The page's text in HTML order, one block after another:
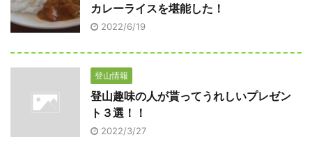
カレーライスを堪能した！
2022/6/19
登山情報
登山趣味の人が貰ってうれしいプレゼン
ト３選！！
2022/3/27